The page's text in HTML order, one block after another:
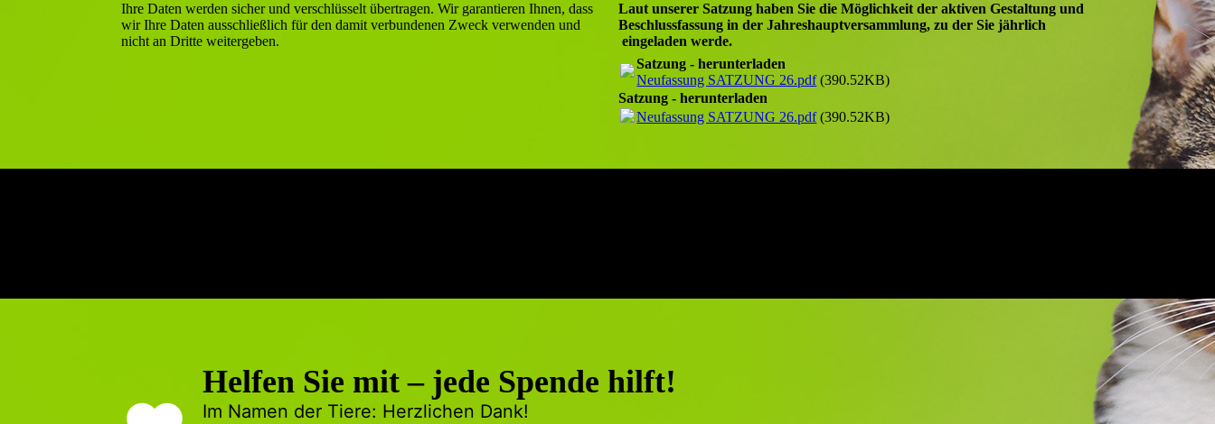
Ihre Daten werden sicher und verschlüsselt übertragen. Wir garantieren Ihnen, dass
wir Ihre Daten ausschließlich für den damit verbundenen Zweck verwenden und
nicht an Dritte weitergeben.
Laut unserer Satzung haben Sie die Möglichkeit der aktiven Gestaltung und
Beschlussfassung in der Jahreshauptversammlung, zu der Sie jährlich
eingeladen werde.
Satzung - herunterladen
Neufassung SATZUNG 26.pdf(390.52KB)
Satzung - herunterladen
Neufassung SATZUNG 26.pdf(390.52KB)
Helfen Sie mit – jede Spende hilft!
Im Namen der Tiere: Herzlichen Dank!